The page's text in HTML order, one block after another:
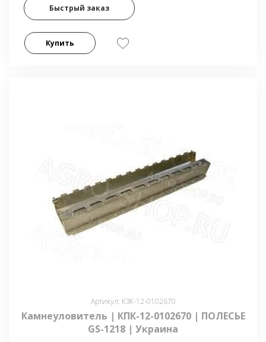
Быстрый заказ
Купить
Артикул: КЗК-12-0102670
Камнеуловитель | КПК-12-0102670 | ПОЛЕСЬЕ
GS-1218 | Украина